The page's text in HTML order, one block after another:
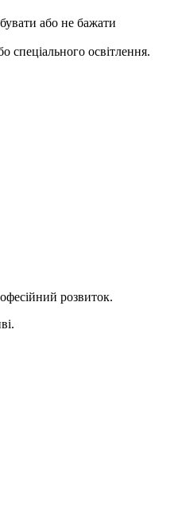
або не бажати
освітлення.
розвиток.